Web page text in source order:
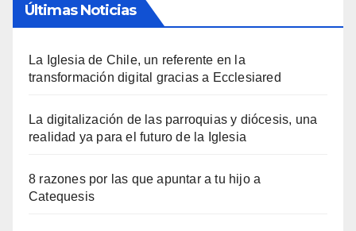
Últimas Noticias
La Iglesia de Chile, un referente en la
transformación digital gracias a Ecclesiared
La digitalización de las parroquias y diócesis, una
realidad ya para el futuro de la Iglesia
8 razones por las que apuntar a tu hijo a
Catequesis